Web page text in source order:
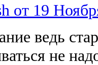
от 19
ведь
не